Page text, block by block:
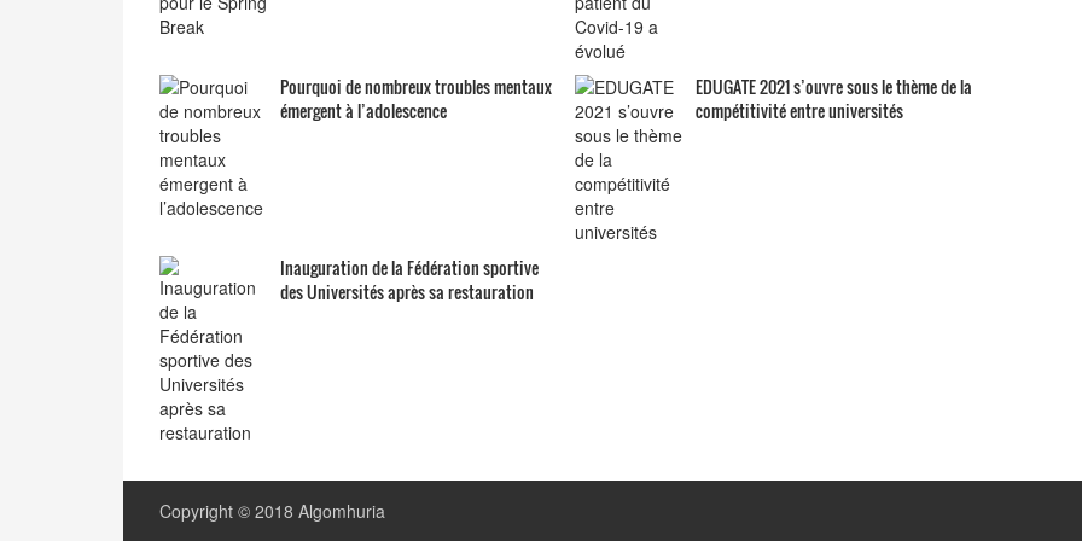
Pourquoi de nombreux troubles mentaux
émergent à l’adolescence
EDUGATE 2021 s’ouvre sous le thème de la
compétitivité entre universités
Inauguration de la Fédération sportive
des Universités après sa restauration
Copyright © 2018 Algomhuria